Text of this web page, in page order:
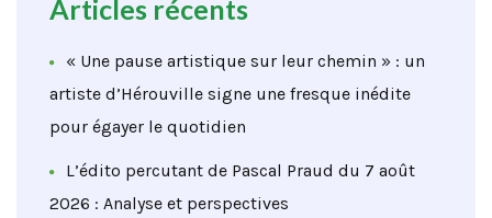
Articles récents
« Une pause artistique sur leur chemin » : un
artiste d’Hérouville signe une fresque inédite
pour égayer le quotidien
L’édito percutant de Pascal Praud du 7 août
2026 : Analyse et perspectives